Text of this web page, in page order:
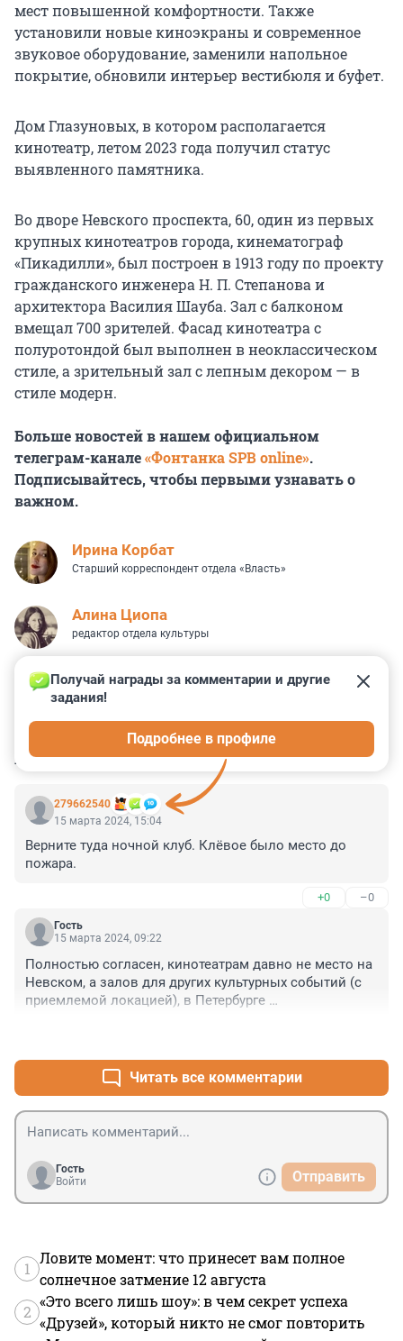
мест повышенной комфортности. Также
установили новые киноэкраны и современное
звуковое оборудование, заменили напольное
покрытие, обновили интерьер вестибюля и буфет.
Дом Глазуновых, в котором располагается
кинотеатр, летом 2023 года получил статус
выявленного памятника.
Во дворе Невского проспекта, 60, один из первых
крупных кинотеатров города, кинематограф
«Пикадилли», был построен в 1913 году по проекту
гражданского инженера Н. П. Степанова и
архитектора Василия Шауба. Зал с балконом
вмещал 700 зрителей. Фасад кинотеатра с
полуротондой был выполнен в неоклассическом
стиле, а зрительный зал с лепным декором — в
стиле модерн.
Больше новостей в нашем официальном
телеграм-канале«Фонтанка SPB online».
Подписывайтесь, чтобы первыми узнавать о
важном.
Иpина Корбат
Старший корреспондент отдела «Власть»
Алина Циопа
редактор отдела культуры
КОММЕНТАРИИ 2
279662540
Получай награды за комментарии и другие
задания!
Подробнее в профиле
15 марта 2024, 15:04
Верните туда ночной клуб. Клёвое было место до
пожара.
+0 –0
Гость
15 марта 2024, 09:22
Полностью согласен, кинотеатрам давно не место на
Невском, а залов для других культурных событий (с
приемлемой локацией), в Петербурге
Читать все комментарии
Гость
Войти
Отправить
1
Ловите момент: что принесет вам полное
солнечное затмение 12 августа
2
«Это всего лишь шоу»: в чем секрет успеха
«Друзей», который никто не смог повторить